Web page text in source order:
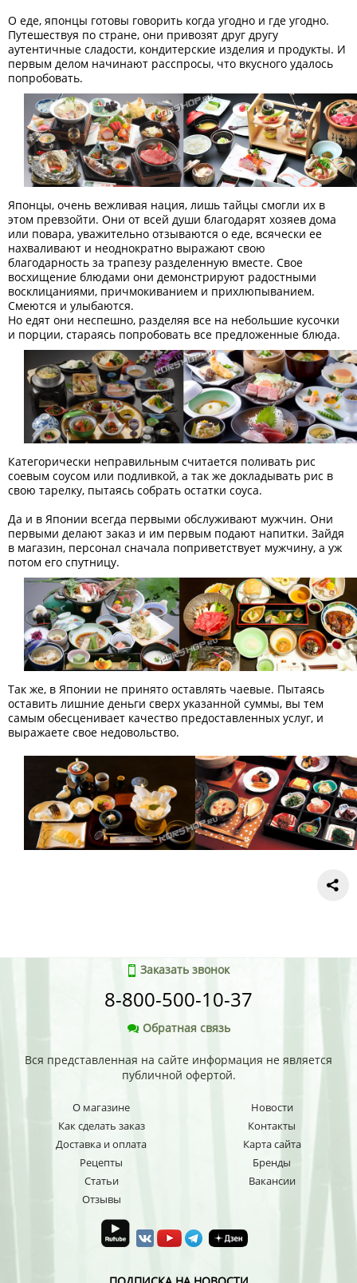
О еде, японцы готовы говорить когда угодно и где угодно.
Путешествуя по стране, они привозят друг другу
аутентичные сладости, кондитерские изделия и продукты. И
первым делом начинают расспросы, что вкусного удалось
попробовать.
Японцы, очень вежливая нация, лишь тайцы смогли их в
этом превзойти. Они от всей души благодарят хозяев дома
или повара, уважительно отзываются о еде, всячески ее
нахваливают и неоднократно выражают свою
благодарность за трапезу разделенную вместе. Свое
восхищение блюдами они демонстрируют радостными
восклицаниями, причмокиванием и прихлюпыванием.
Смеются и улыбаются.
Но едят они неспешно, разделяя все на небольшие кусочки
и порции, стараясь попробовать все предложенные блюда.
Категорически неправильным считается поливать рис
соевым соусом или подливкой, а так же докладывать рис в
свою тарелку, пытаясь собрать остатки соуса.
Да и в Японии всегда первыми обслуживают мужчин. Они
первыми делают заказ и им первым подают напитки. Зайдя
в магазин, персонал сначала поприветствует мужчину, а уж
потом его спутницу.
Так же, в Японии не принято оставлять чаевые. Пытаясь
оставить лишние деньги сверх указанной суммы, вы тем
самым обесценивает качество предоставленных услуг, и
выражаете свое недовольство.
Заказать звонок
8-800-500-10-37
Обратная связь
Вся представленная на сайте информация не является
публичной офертой.
О магазине
Как сделать заказ
Доставка и оплата
Рецепты
Статьи
Отзывы
Новости
Контакты
Карта сайта
Бренды
Вакансии